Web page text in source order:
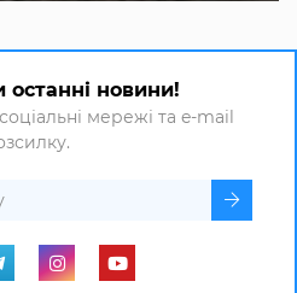
останні новини!
мережі та e-mail